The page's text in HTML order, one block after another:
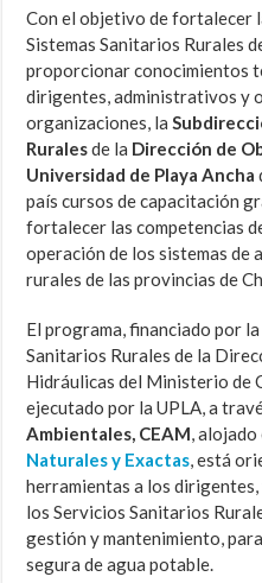
Con el objetivo de fortalecer
Sistemas Sanitarios Rurales
proporcionar conocimientos
dirigentes, administrativos y
organizaciones, la
Ruralesde la Dirección de
Universidad de Playa Ancha
país cursos de capacitación
fortalecer las competencias
operación de los sistemas de
rurales de las provincias de
El programa, financiado por
Sanitarios Rurales de la
Hidráulicas del Ministerio de
ejecutado por la UPLA, a
Ambientales, CEAM, alojado
Naturales y Exactas, está
herramientas a los
los Servicios Sanitarios
gestión y mantenimiento,
segura de agua potable.